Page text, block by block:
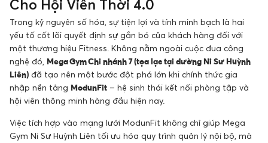
Cho Hội Viên Thời 4.0
Trong kỷ nguyên số hóa, sự tiện lợi và tính minh bạch là hai
yếu tố cốt lõi quyết định sự gắn bó của khách hàng đối với
một thương hiệu Fitness. Không nằm ngoài cuộc đua công
nghệ đó, Mega Gym Chi nhánh 7 (tọa lạc tại đường Ni Sư Huỳnh
Liên) đã tạo nên một bước đột phá lớn khi chính thức gia
nhập nền tảng ModunFit – hệ sinh thái kết nối phòng tập và
hội viên thông minh hàng đầu hiện nay.
Việc tích hợp vào mạng lưới ModunFit không chỉ giúp Mega
Gym Ni Sư Huỳnh Liên tối ưu hóa quy trình quản lý nội bộ, mà